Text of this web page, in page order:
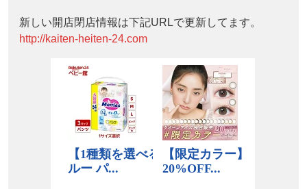
新しい開店閉店情報は下記URLで更新してます。
http://kaiten-heiten-24.com